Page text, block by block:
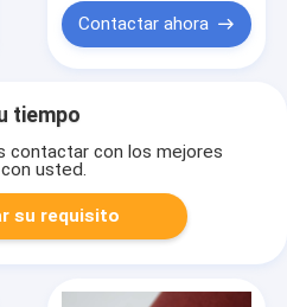
Contactar ahora
tiempo
contactar con los mejores
usted.
su requisito